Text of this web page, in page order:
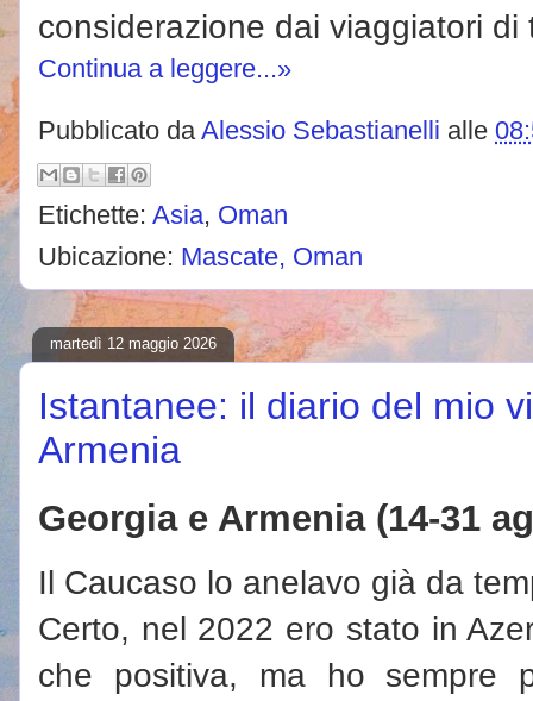
considerazione dai viaggiatori di
Continua a leggere...»
Pubblicato daAlessio Sebastianelli alle
Etichette: Asia, Oman
Ubicazione: Mascate, Oman
martedì 12 maggio 2026
Istantanee: il diario del mio
Armenia
Georgia e Armenia (14-31
Il Caucaso lo anelavo già da
Certo, nel 2022 ero stato in
che positiva, ma ho sempre